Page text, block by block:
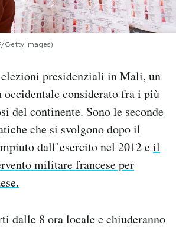
Getty Images)
presidenziali in Mali, un
occidentale considerato fra i più
del continente. Sono le seconde
che si svolgono dopo il
dall’esercito nel 2012 eil
militare francese per
dalle 8 ora locale e chiuderanno